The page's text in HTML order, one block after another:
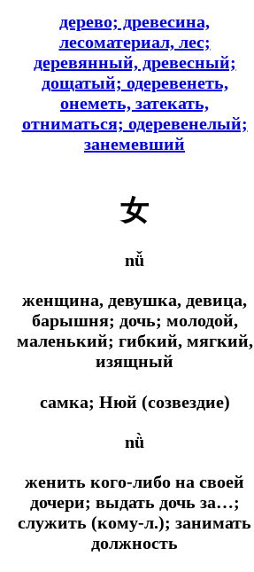
дерево; древесина,
лесоматериал, лес;
деревянный, древесный;
дощатый; одеревенеть,
онеметь, затекать,
отниматься; одеревенелый;
занемевший
女
nǚ
женщина, девушка, девица,
барышня; дочь; молодой,
маленький; гибкий, мягкий,
изящный
самка; Нюй (созвездие)
nǜ
женить кого-либо на своей
дочери; выдать дочь за…;
служить (кому-л.); занимать
должность